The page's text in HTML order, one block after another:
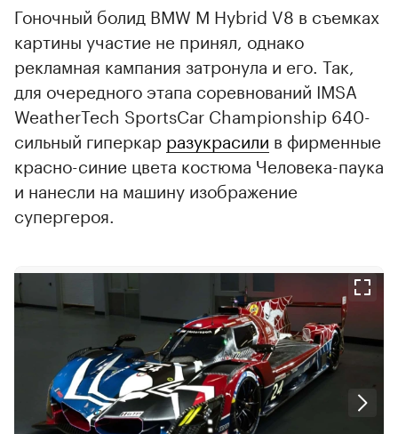
Гоночный болид BMW M Hybrid V8 в съемках
картины участие не принял, однако
рекламная кампания затронула и его. Так,
для очередного этапа соревнований IMSA
WeatherTech SportsCar Championship 640-
сильный гиперкар разукрасили в фирменные
красно-синие цвета костюма Человека-паука
и нанесли на машину изображение
супергероя.